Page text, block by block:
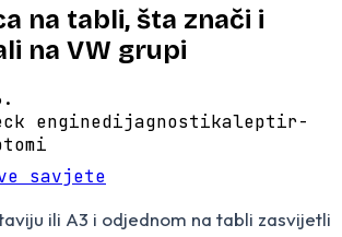
na tabli, šta znači i
na VW grupi
enginedijagnostikaleptir-
savjete
ili A3 i odjednom na tabli zasvijetli